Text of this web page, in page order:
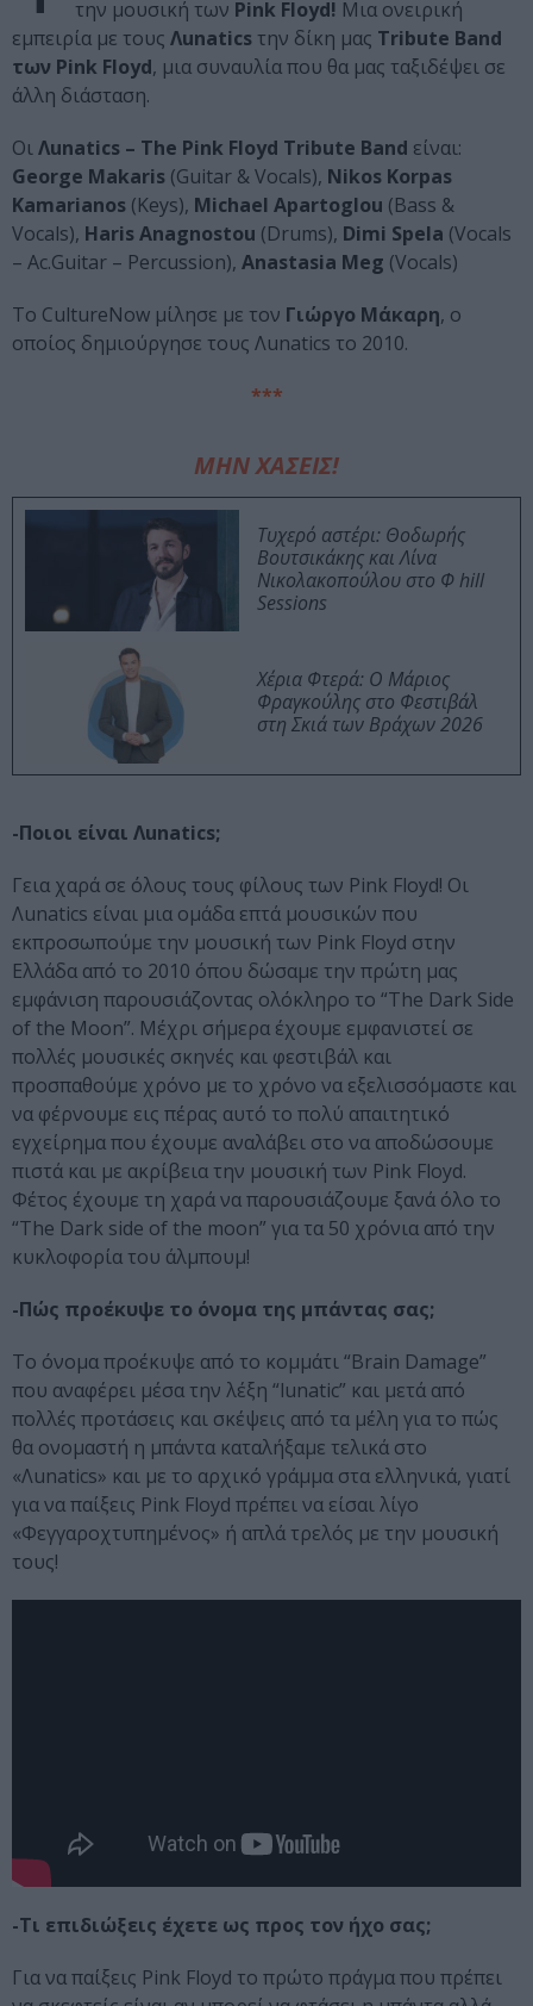
την μουσική των Pink Floyd! Μια ονειρική
εμπειρία με τους Λunatics την δίκη μας Tribute Band
των Pink Floyd, μια συναυλία που θα μας ταξιδέψει σε
άλλη διάσταση.
ΟιΛunatics – Τhe Pink Floyd Tribute Band είναι:
George Makaris (Guitar & Vocals), Nikos Korpas
Kamarianos (Keys), Michael Apartoglou (Bass &
Vocals), Haris Anagnostou (Drums), Dimi Spela (Vocals
– Ac.Guitar – Percussion), Anastasia Meg (Vocals)
Το CultureNow μίλησε με τον Γιώργο Μάκαρη, ο
οποίος δημιούργησε τους Λunatics το 2010.
***
ΜΗΝ ΧΑΣΕΙΣ!
Τυχερό αστέρι: Θοδωρής
Βουτσικάκης και Λίνα
Νικολακοπούλου στο Φ hill
Sessions
Χέρια Φτερά: Ο Μάριος
Φραγκούλης στο Φεστιβάλ
στη Σκιά των Βράχων 2026
-Ποιοι είναι Λunatics;
Γεια χαρά σε όλους τους φίλους των Pink Floyd! Οι
Λunatics είναι μια ομάδα επτά μουσικών που
εκπροσωπούμε την μουσική των Pink Floyd στην
Ελλάδα από το 2010 όπου δώσαμε την πρώτη μας
εμφάνιση παρουσιάζοντας ολόκληρο το “The Dark Side
of the Moon”. Μέχρι σήμερα έχουμε εμφανιστεί σε
πολλές μουσικές σκηνές και φεστιβάλ και
προσπαθούμε χρόνο με το χρόνο να εξελισσόμαστε και
να φέρνουμε εις πέρας αυτό το πολύ απαιτητικό
εγχείρημα που έχουμε αναλάβει στο να αποδώσουμε
πιστά και με ακρίβεια την μουσική των Pink Floyd.
Φέτος έχουμε τη χαρά να παρουσιάζουμε ξανά όλο το
“The Dark side of the moon” για τα 50 χρόνια από την
κυκλοφορία του άλμπουμ!
-Πώς προέκυψε το όνομα της μπάντας σας;
Το όνομα προέκυψε από το κομμάτι “Brain Damage”
που αναφέρει μέσα την λέξη “lunatic” και μετά από
πολλές προτάσεις και σκέψεις από τα μέλη για το πώς
θα ονομαστή η μπάντα καταλήξαμε τελικά στο
«Λunatics» και με το αρχικό γράμμα στα ελληνικά, γιατί
για να παίξεις Pink Floyd πρέπει να είσαι λίγο
«Φεγγαροχτυπημένος» ή απλά τρελός με την μουσική
τους!
-Τι επιδιώξεις έχετε ως προς τον ήχο σας;
Για να παίξεις Pink Floyd το πρώτο πράγμα που πρέπει